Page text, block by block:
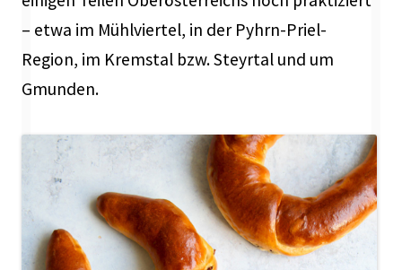
– etwa im Mühlviertel, in der Pyhrn-Priel-
Region, im Kremstal bzw. Steyrtal und um
Gmunden.